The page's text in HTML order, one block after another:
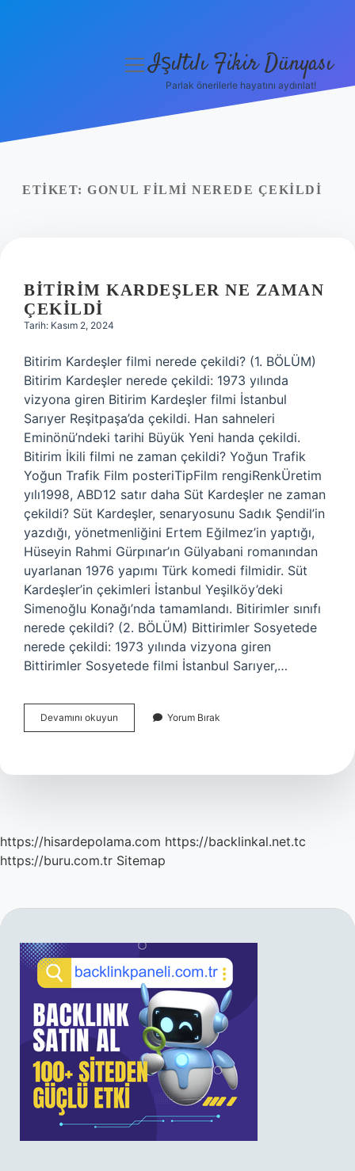
Yasal Uyarı
menüyüIşıltılı Fikir Dünyası
Parlak önerilerle hayatını aydınlat!
ETIKET: GONUL FILMI NEREDE ÇEKILDI
BITIRIM KARDEŞLER NE ZAMAN
ÇEKILDI
Tarih: Kasım 2, 2024
Bitirim Kardeşler filmi nerede çekildi? (1. BÖLÜM)
Bitirim Kardeşler nerede çekildi: 1973 yılında
vizyona giren Bitirim Kardeşler filmi İstanbul
Sarıyer Reşitpaşa’da çekildi. Han sahneleri
Eminönü’ndeki tarihi Büyük Yeni handa çekildi.
Bitirim İkili filmi ne zaman çekildi? Yoğun Trafik
Yoğun Trafik Film posteriTipFilm rengiRenkÜretim
yılı1998, ABD12 satır daha Süt Kardeşler ne zaman
çekildi? Süt Kardeşler, senaryosunu Sadık Şendil’in
yazdığı, yönetmenliğini Ertem Eğilmez’in yaptığı,
Hüseyin Rahmi Gürpınar’ın Gülyabani romanından
uyarlanan 1976 yapımı Türk komedi filmidir. Süt
Kardeşler’in çekimleri İstanbul Yeşilköy’deki
Simenoğlu Konağı’nda tamamlandı. Bitirimler sınıfı
nerede çekildi? (2. BÖLÜM) Bittirimler Sosyetede
nerede çekildi: 1973 yılında vizyona giren
Bittirimler Sosyetede filmi İstanbul Sarıyer,…
Devamını okuyun
Kardeşler
Çekildi
Yorum Bırak
https://hisardepolama.com https://backlinkal.net.tc
https://buru.com.tr Sitemap
SIDEBAR